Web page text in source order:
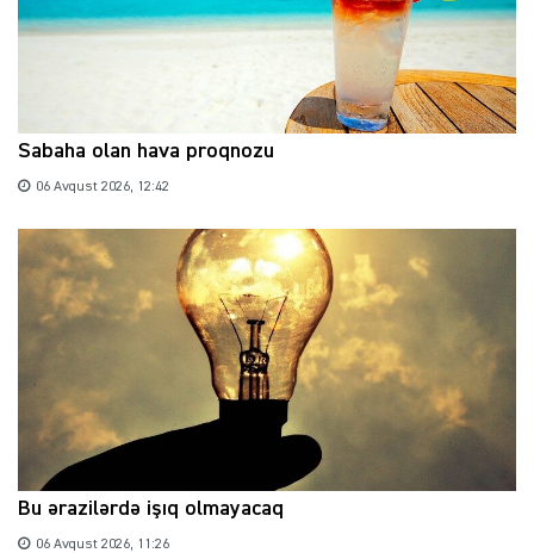
Sabaha olan hava proqnozu
06 Avqust 2026, 12:42
Bu ərazilərdə işıq olmayacaq
06 Avqust 2026, 11:26